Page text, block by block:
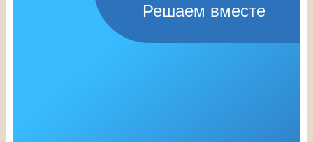
Решаем вместе